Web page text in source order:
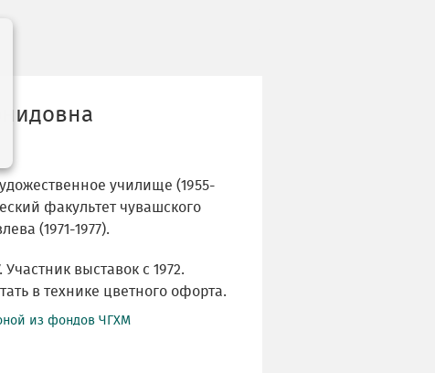
училище (1955-
факультет чувашского
(1971-1977).
выставок с 1972.
в технике цветного офорта.
из фондов ЧГХМ